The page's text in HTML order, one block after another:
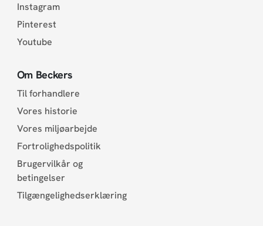
Instagram
Pinterest
Youtube
Om Beckers
Til forhandlere
Vores historie
Vores miljøarbejde
Fortrolighedspolitik
Brugervilkår og
betingelser
Tilgængelighedserklæring